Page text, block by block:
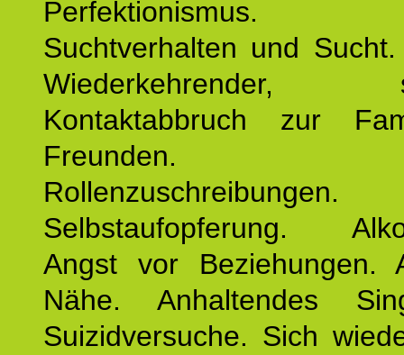
Perfektionismus.
Suchtverhalten und
Wiederkehrender,
Kontaktabbruch zur
Freunden.
Rollenzuschreibungen.
Selbstaufopferung.
Angst vor Beziehungen.
Nähe. Anhaltendes
Suizidversuche. Sich